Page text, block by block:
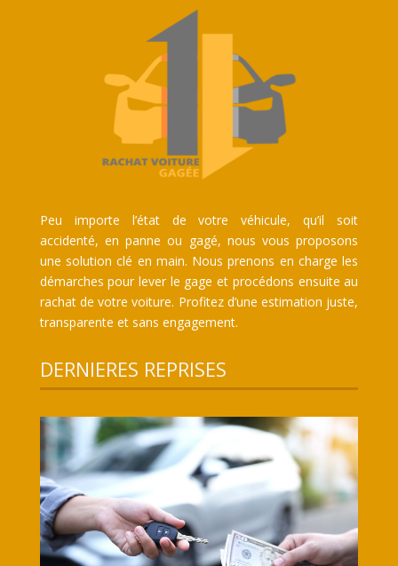
Peu importe l’état de votre véhicule, qu’il soit
accidenté, en panne ou gagé, nous vous proposons
une solution clé en main. Nous prenons en charge les
démarches pour lever le gage et procédons ensuite au
rachat de votre voiture. Profitez d’une estimation juste,
transparente et sans engagement.
DERNIERES REPRISES